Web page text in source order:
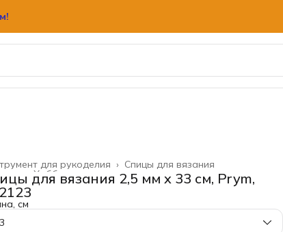
Спицы для вязания
для рукоделия ›
Хобби и творчество ›
›для вязания 2,5 мм x 33 см, Prym,
см